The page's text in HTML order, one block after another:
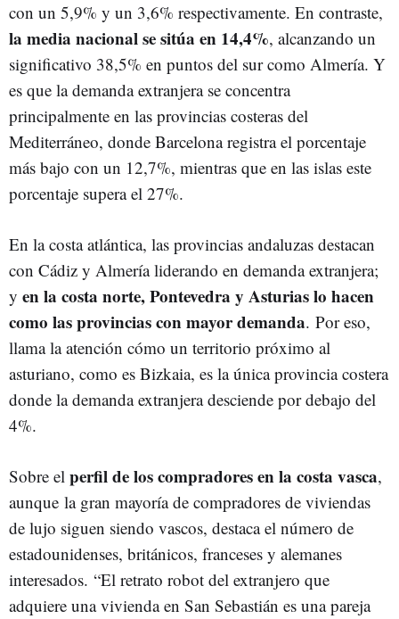
con un 5,9% y un 3,6% respectivamente. En contraste,
la media nacional se sitúa en 14,4%, alcanzando un
significativo 38,5% en puntos del sur como Almería. Y
es que la demanda extranjera se concentra
principalmente en las provincias costeras del
Mediterráneo, donde Barcelona registra el porcentaje
más bajo con un 12,7%, mientras que en las islas este
porcentaje supera el 27%.
En la costa atlántica, las provincias andaluzas destacan
con Cádiz y Almería liderando en demanda extranjera;
y en la costa norte, Pontevedra y Asturias lo hacen
como las provincias con mayor demanda. Por eso,
llama la atención cómo un territorio próximo al
asturiano, como es Bizkaia, es la única provincia costera
donde la demanda extranjera desciende por debajo del
4%.
Sobre el perfil de los compradores en la costa vasca,
aunque la gran mayoría de compradores de viviendas
de lujo siguen siendo vascos, destaca el número de
estadounidenses, británicos, franceses y alemanes
interesados. “El retrato robot del extranjero que
adquiere una vivienda en San Sebastián es una pareja